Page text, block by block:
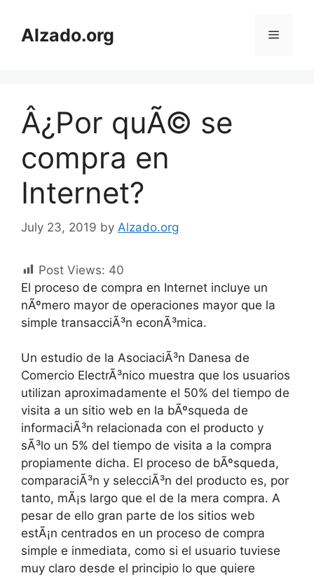
contentAlzado.org Menu
Â¿Por quÃ© se
compra en
Internet?
July 23, 2019 by Alzado.org
Post Views: 40
El proceso de compra en Internet incluye un
nÃºmero mayor de operaciones mayor que la
simple transacciÃ³n econÃ³mica.
Un estudio de la AsociaciÃ³n Danesa de
Comercio ElectrÃ³nico muestra que los usuarios
utilizan aproximadamente el 50% del tiempo de
visita a un sitio web en la bÃºsqueda de
informaciÃ³n relacionada con el producto y
sÃ³lo un 5% del tiempo de visita a la compra
propiamente dicha. El proceso de bÃºsqueda,
comparaciÃ³n y selecciÃ³n del producto es, por
tanto, mÃ¡s largo que el de la mera compra. A
pesar de ello gran parte de los sitios web
estÃ¡n centrados en un proceso de compra
simple e inmediata, como si el usuario tuviese
muy claro desde el principio lo que quiere